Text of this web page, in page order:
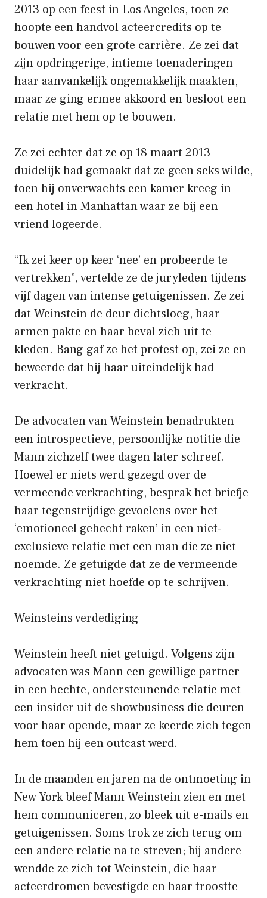
2013 op een feest in Los Angeles, toen ze
hoopte een handvol acteercredits op te
bouwen voor een grote carrière. Ze zei dat
zijn opdringerige, intieme toenaderingen
haar aanvankelijk ongemakkelijk maakten,
maar ze ging ermee akkoord en besloot een
relatie met hem op te bouwen.
Ze zei echter dat ze op 18 maart 2013
duidelijk had gemaakt dat ze geen seks wilde,
toen hij onverwachts een kamer kreeg in
een hotel in Manhattan waar ze bij een
vriend logeerde.
“Ik zei keer op keer ‘nee’ en probeerde te
vertrekken”, vertelde ze de juryleden tijdens
vijf dagen van intense getuigenissen. Ze zei
dat Weinstein de deur dichtsloeg, haar
armen pakte en haar beval zich uit te
kleden. Bang gaf ze het protest op, zei ze en
beweerde dat hij haar uiteindelijk had
verkracht.
De advocaten van Weinstein benadrukten
een introspectieve, persoonlijke notitie die
Mann zichzelf twee dagen later schreef.
Hoewel er niets werd gezegd over de
vermeende verkrachting, besprak het briefje
haar tegenstrijdige gevoelens over het
‘emotioneel gehecht raken’ in een niet-
exclusieve relatie met een man die ze niet
noemde. Ze getuigde dat ze de vermeende
verkrachting niet hoefde op te schrijven.
Weinsteins verdediging
Weinstein heeft niet getuigd. Volgens zijn
advocaten was Mann een gewillige partner
in een hechte, ondersteunende relatie met
een insider uit de showbusiness die deuren
voor haar opende, maar ze keerde zich tegen
hem toen hij een outcast werd.
In de maanden en jaren na de ontmoeting in
New York bleef Mann Weinstein zien en met
hem communiceren, zo bleek uit e-mails en
getuigenissen. Soms trok ze zich terug om
een ​​andere relatie na te streven; bij andere
wendde ze zich tot Weinstein, die haar
acteerdromen bevestigde en haar troostte